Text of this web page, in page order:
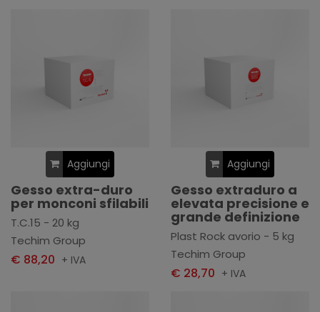
Aggiungi
Gesso extra-duro
per monconi sfilabili
T.C.15 - 20 kg
Techim Group
€ 88,20 + IVA
Aggiungi
Gesso extraduro a
elevata precisione e
grande definizione
Plast Rock avorio - 5 kg
Techim Group
€ 28,70 + IVA